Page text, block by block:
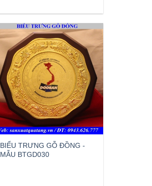
BIỂU TRƯNG GỖ ĐỒNG -
MẪU BTGD030